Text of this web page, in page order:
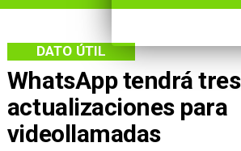
WhatsApp tendrá
actualizaciones para
videollamadas
DATO ÚTIL